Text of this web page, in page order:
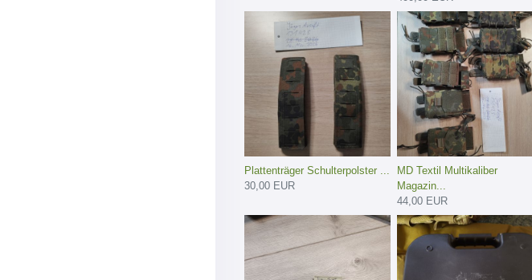
Plattenträger Schulterpolster ...
30,00 EUR
MD Textil Multikaliber
Magazin...
44,00 EUR